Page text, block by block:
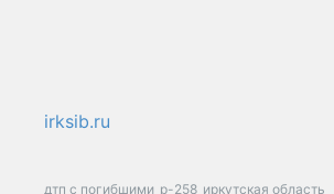
irksib.ru
дтп с погибшими р-258 иркутская область